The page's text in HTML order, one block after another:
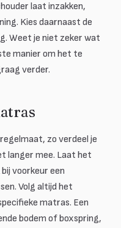
laat inzakken,
Kies daarnaast de
Weet je niet zeker wat
manier om het te
verder.
zo verdeel je
langer mee. Laat het
voorkeur een
Volg altijd het
matras. Een
bodem of boxspring,